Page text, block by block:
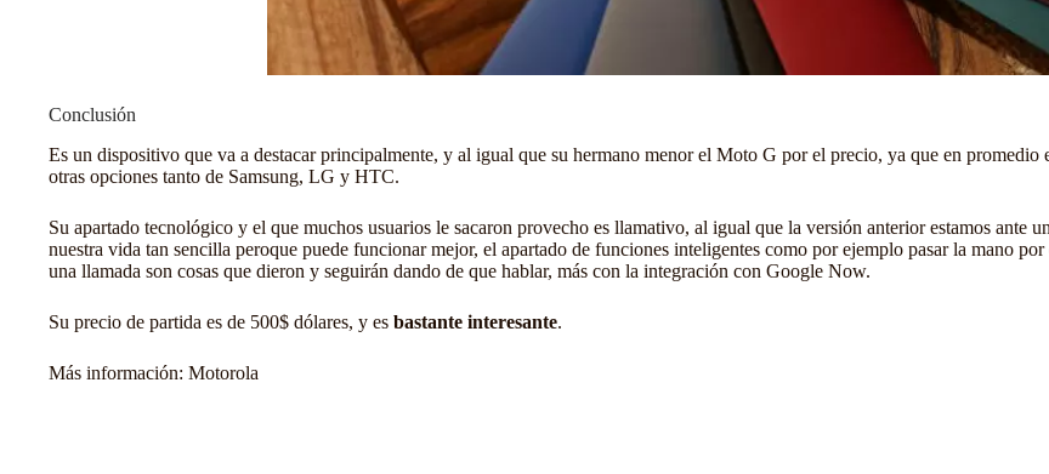
Conclusión
Es un dispositivo que va a destacar principalmente, y al igual que su hermano menor el Moto G por el precio, ya que en promedio
otras opciones tanto de Samsung, LG y HTC.
Su apartado tecnológico y el que muchos usuarios le sacaron provecho es llamativo, al igual que la versión anterior estamos ante
nuestra vida tan sencilla peroque puede funcionar mejor, el apartado de funciones inteligentes como por ejemplo pasar la mano
una llamada son cosas que dieron y seguirán dando de que hablar, más con la integración con Google Now.
Su precio de partida es de 500$ dólares, y es bastante interesante.
Más información: Motorola